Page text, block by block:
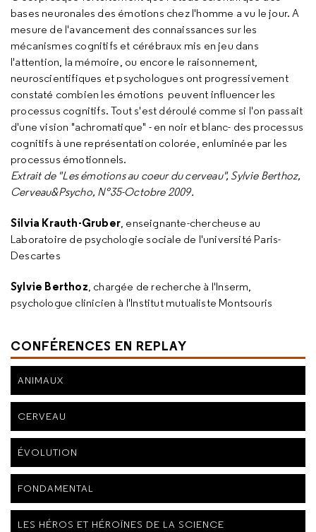
bases neuronales des émotions chez l'homme a vu le jour. A
mesure de l'avancement des connaissances sur les
mécanismes cognitifs et cérébraux mis en jeu dans
l'attention, la mémoire, ou encore le raisonnement,
neuroscientifiques et psychologues ont progressivement
constaté combien les émotions peuvent influencer les
processus cognitifs. Tout s'est déroulé comme si l'on passait
d'une vision "achromatique" - en noir et blanc- des processus
cognitifs à une représentation colorée, enluminée par les
processus émotionnels.
Extrait de "Les émotions au coeur du cerveau", Sylvie Berthoz,
Cerveau&Psycho, N°35-Octobre 2009.
Silvia Krauth-Gruber, enseignante-chercheuse au
Laboratoire de psychologie sociale de l'université Paris-
Descartes
Sylvie Berthoz, chargée de recherche à l'Inserm,
psychologue clinicien à l'Institut mutualiste Montsouris
CONFÉRENCES EN REPLAY
ANIMAUX
CERVEAU
ÉVOLUTION
FONDAMENTAL
LES HÉROS ET HÉROÏNES DE LA SCIENCE